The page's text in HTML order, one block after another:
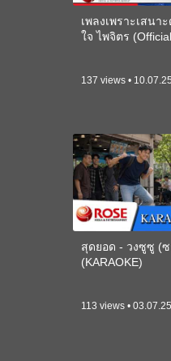
เพลงเพราะเสนา
ใจ ไพจิตร
137 views •
สุดยอด - วงซูซู (
(KARAOKE)
113 views •